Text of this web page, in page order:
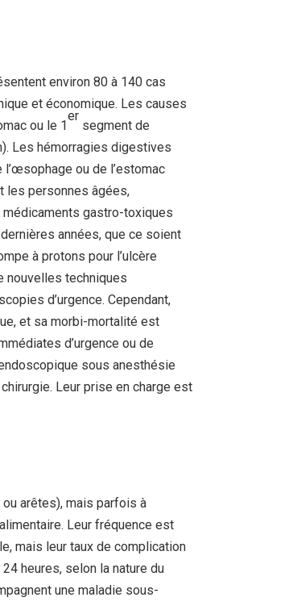
environ 80 à 140 cas
et économique. Les causes
ou le 1
er
segment de
Les hémorragies digestives
ou de l’estomac
les personnes âgées,
gastro-toxiques
années, que ce soient
à protons pour l’ulcère
nouvelles techniques
d’urgence. Cependant,
et sa morbi-mortalité est
d’urgence ou de
sous anesthésie
Leur prise en charge est
arêtes), mais parfois à
Leur fréquence est
mais leur taux de complication
heures, selon la nature du
une maladie sous-